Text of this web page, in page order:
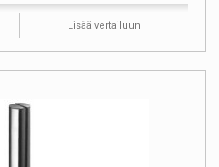
Lisää vertailuun